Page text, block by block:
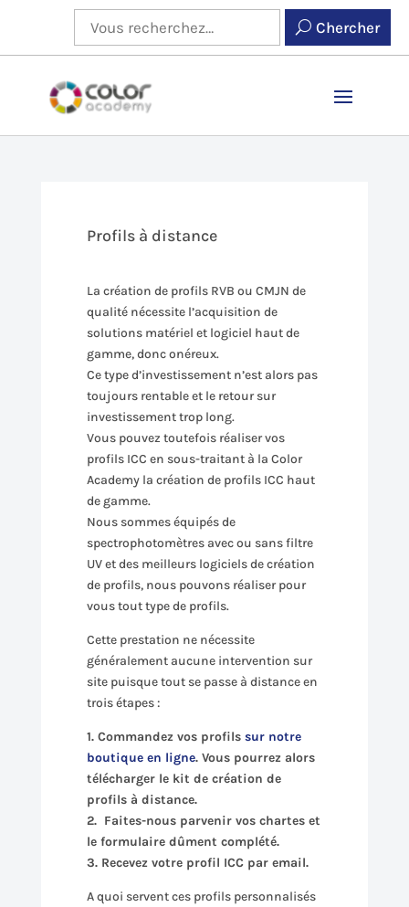
Chercher
Profils à distance
La création de profils RVB ou CMJN de
qualité nécessite l’acquisition de
solutions matériel et logiciel haut de
gamme, donc onéreux.
Ce type d’investissement n’est alors pas
toujours rentable et le retour sur
investissement trop long.
Vous pouvez toutefois réaliser vos
profils ICC en sous-traitant à la Color
Academy la création de profils ICC haut
de gamme.
Nous sommes équipés de
spectrophotomètres avec ou sans filtre
UV et des meilleurs logiciels de création
de profils, nous pouvons réaliser pour
vous tout type de profils.
Cette prestation ne nécessite
généralement aucune intervention sur
site puisque tout se passe à distance en
trois étapes :
1. Commandez vos profils sur notre
boutique en ligne. Vous pourrez alors
télécharger le kit de création de
profils à distance.
2. Faites-nous parvenir vos chartes et
le formulaire dûment complété.
3. Recevez votre profil ICC par email.
A quoi servent ces profils personnalisés